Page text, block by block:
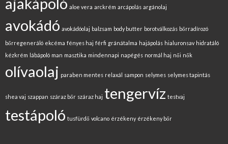
aloe vera arckrém arcápolás argánolaj
avokádó avokádóolaj balzsam body butter borotválkozás bőrradírozó
bőrregeneráló ekcéma fényes haj férfi gránátalma hajápolás hialuronsav hidratáló
kézkrém lábápoló man masztika mindennapi napégés normál haj női nők
olívaolaj paraben mentes relaxál sampon selymes selymes tapintás
shea vaj szappan száraz bőr száraz haj tengervíz testvaj
testápoló tusfürdő volcano érzékeny érzékeny bőr